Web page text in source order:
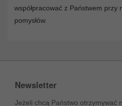
współpracować z Państwem przy
pomysłów.
Newsletter
Jeżeli chcą Państwo otrzymywać